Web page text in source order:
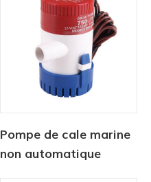
Pompe de cale marine
non automatique